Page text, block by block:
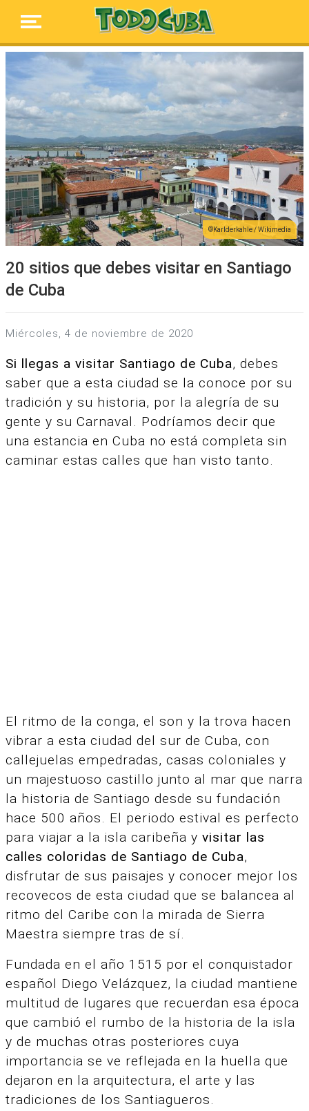
Karlderkahle / Wikimedia
20 sitios que debes visitar en Santiago
de Cuba
miércoles, 4 de noviembre de 2020
Si llegas a visitar Santiago de Cuba, debes
saber que a esta ciudad se la conoce por su
tradición y su historia, por la alegría de su
gente y su Carnaval. Podríamos decir que
una estancia en Cuba no está completa sin
caminar estas calles que han visto tanto.
El ritmo de la conga, el son y la trova hacen
vibrar a esta ciudad del sur de Cuba, con
callejuelas empedradas, casas coloniales y
un majestuoso castillo junto al mar que narra
la historia de Santiago desde su fundación
hace 500 años. El periodo estival es perfecto
para viajar a la isla caribeña y visitar las
calles coloridas de Santiago de Cuba,
disfrutar de sus paisajes y conocer mejor los
recovecos de esta ciudad que se balancea al
ritmo del Caribe con la mirada de Sierra
Maestra siempre tras de sí.
Fundada en el año 1515 por el conquistador
español Diego Velázquez, la ciudad mantiene
multitud de lugares que recuerdan esa época
que cambió el rumbo de la historia de la isla
y de muchas otras posteriores cuya
importancia se ve reflejada en la huella que
dejaron en la arquitectura, el arte y las
tradiciones de los Santiagueros.